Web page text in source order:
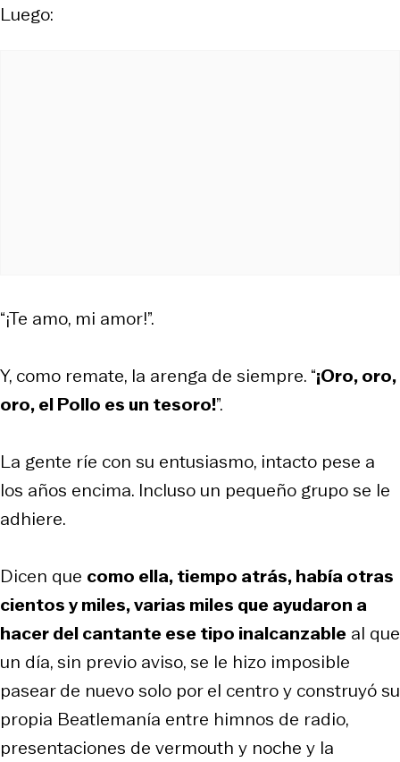
Luego:
“¡Te amo, mi amor!”.
Y, como remate, la arenga de siempre. “¡Oro, oro,
oro, el Pollo es un tesoro!”.
La gente ríe con su entusiasmo, intacto pese a
los años encima. Incluso un pequeño grupo se le
adhiere.
Dicen que como ella, tiempo atrás, había otras
cientos y miles, varias miles que ayudaron a
hacer del cantante ese tipo inalcanzable al que
un día, sin previo aviso, se le hizo imposible
pasear de nuevo solo por el centro y construyó su
propia Beatlemanía entre himnos de radio,
presentaciones de vermouth y noche y la